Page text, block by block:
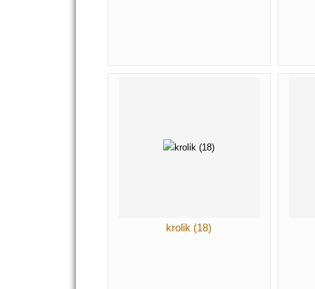
krolik (18)